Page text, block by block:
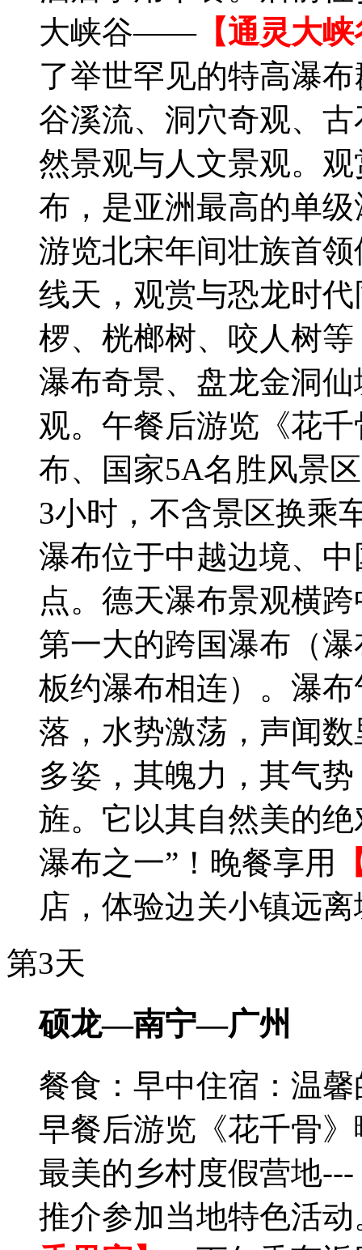
大峡谷——【通灵大峡
了举世罕见的特高瀑
谷溪流、洞穴奇观、
然景观与人文景观。
布，是亚洲最高的单
游览北宋年间壮族首
线天，观赏与恐龙时
椤、桄榔树、咬人树
瀑布奇景、盘龙金洞
观。午餐后游览《花
布、国家5A名胜风景区
3小时，不含景区换乘
瀑布位于中越边境、
点。德天瀑布景观横
第一大的跨国瀑布（
板约瀑布相连）。瀑
落，水势激荡，声闻
多姿，其魄力，其气
旌。它以其自然美的
瀑布之一”！晚餐享用
店，体验边关小镇远
第3天
硕龙—南宁—广州
餐食：早中住宿：温馨
早餐后游览《花千骨
最美的乡村度假营地---
推介参加当地特色活动